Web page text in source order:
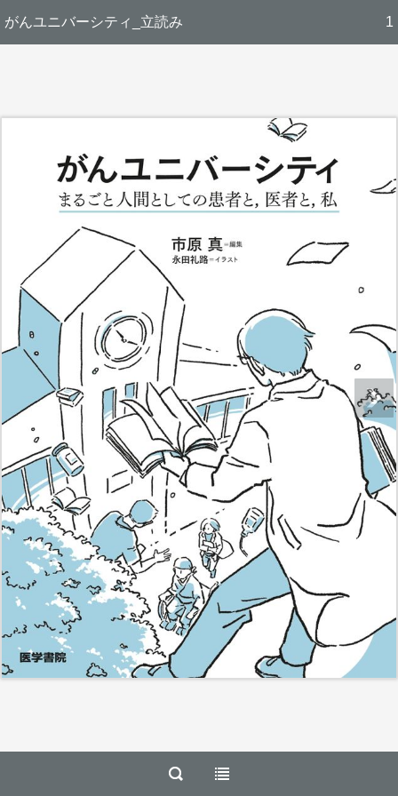
がんユニバーシティ_立読み 1